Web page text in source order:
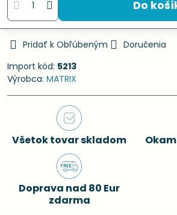
Do
Pridať k Obľúbeným
Doručenia
Import kód: 5213
Výrobca: MATRIX
Všetok tovar skladom
Doprava nad 80 Eur
zdarma